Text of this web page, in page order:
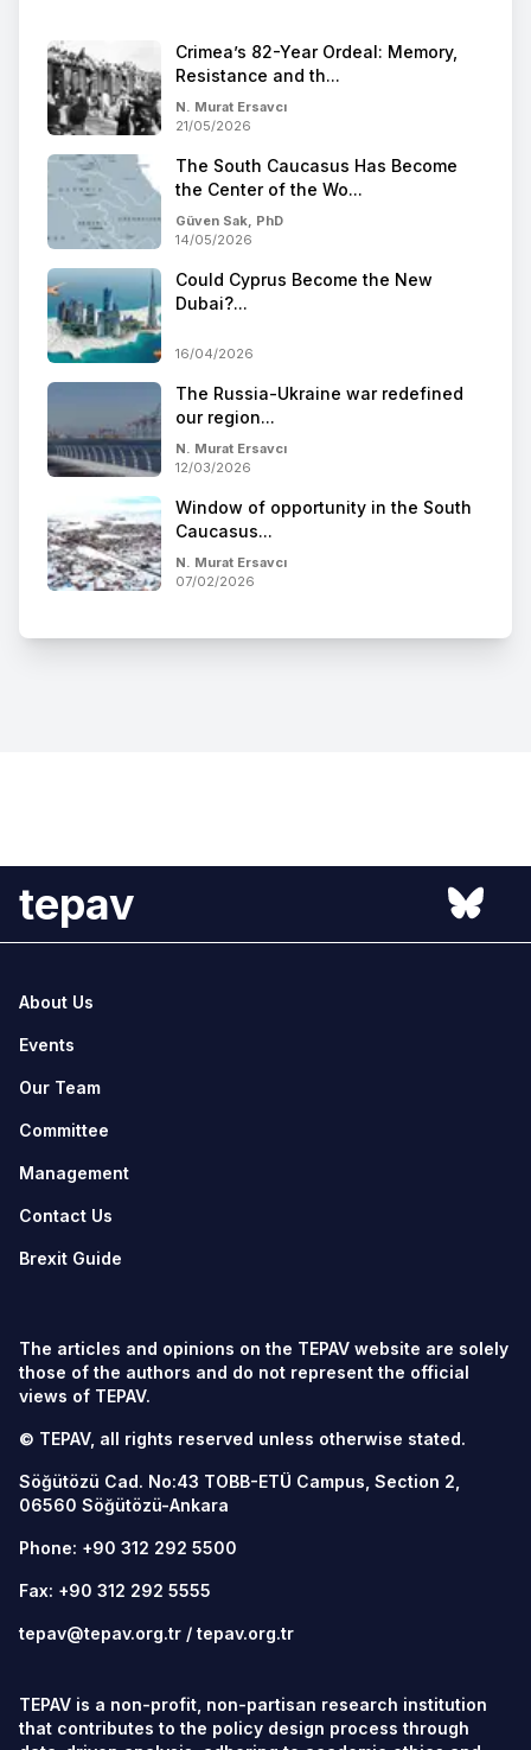
Crimea’s 82-Year Ordeal: Memory,
Resistance and th...
N. Murat Ersavcı
21/05/2026
The South Caucasus Has Become
the Center of the Wo...
Güven Sak, PhD
14/05/2026
Could Cyprus Become the New
Dubai?...
16/04/2026
The Russia-Ukraine war redefined
our region...
N. Murat Ersavcı
12/03/2026
Window of opportunity in the South
Caucasus...
N. Murat Ersavcı
07/02/2026
tepav
About Us
Events
Our Team
Committee
Management
Contact Us
Brexit Guide
The articles and opinions on the TEPAV website are solely
those of the authors and do not represent the official
views of TEPAV.
© TEPAV, all rights reserved unless otherwise stated.
Söğütözü Cad. No:43 TOBB-ETÜ Campus, Section 2,
06560 Söğütözü-Ankara
Phone: +90 312 292 5500
Fax: +90 312 292 5555
tepav@tepav.org.tr / tepav.org.tr
TEPAV is a non-profit, non-partisan research institution
that contributes to the policy design process through